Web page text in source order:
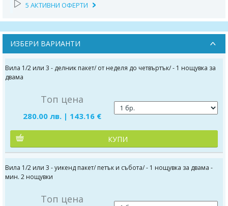
5 АКТИВНИ ОФЕРТИ
ИЗБЕРИ ВАРИАНТИ
Вила 1/2 или 3 - делник пакет/ от неделя до четвъртък/ - 1 нощувка за
двама
Топ цена
280.00 лв. | 143.16 €
КУПИ
Вила 1/2 или 3 - уикенд пакет/ петък и събота/ - 1 нощувка за двама -
мин. 2 нощувки
Топ цена